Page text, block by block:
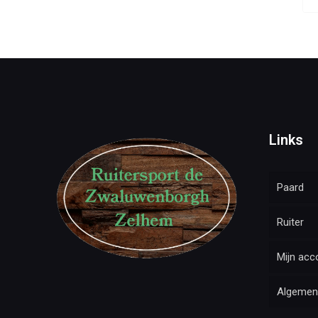
Links
Paard
Ruiter
Mijn